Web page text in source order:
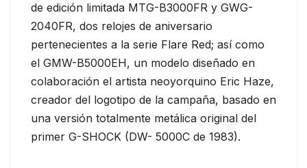
de edición limitada MTG-B3000FR y GWG-
2040FR, dos relojes de aniversario
pertenecientes a la serie Flare Red; así como
el GMW-B5000EH, un modelo diseñado en
colaboración el artista neoyorquino Eric Haze,
creador del logotipo de la campaña, basado en
una versión totalmente metálica original del
primer G-SHOCK (DW- 5000C de 1983).